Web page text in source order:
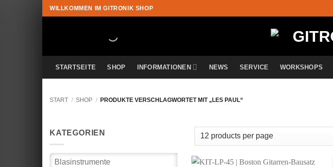
Zum
Inhalt
WILLKOMMEN IM GITRONIK SHOP
STARTSEITE SHOP INFORMATIONEN NEWS SERVICE WORKSHOPS
START / SHOP / PRODUKTE VERSCHLAGWORTET MIT „LES PAUL“
KATEGORIEN
Blasinstrumente